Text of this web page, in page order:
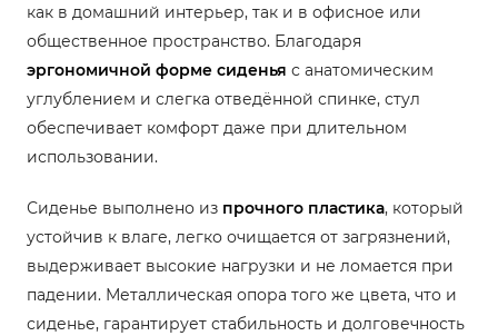
как в домашний интерьер, так и в офисное или
общественное пространство. Благодаря
эргономичной форме сиденья с анатомическим
углублением и слегка отведённой спинке, стул
обеспечивает комфорт даже при длительном
использовании.
Сиденье выполнено из прочного пластика, который
устойчив к влаге, легко очищается от загрязнений,
выдерживает высокие нагрузки и не ломается при
падении. Металлическая опора того же цвета, что и
сиденье, гарантирует стабильность и долговечность